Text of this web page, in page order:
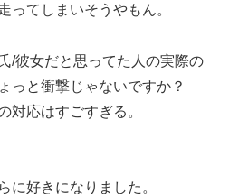
ってしまいそうやもん。
/彼女だと思ってた人の実際の
っと衝撃じゃないですか？
対応はすごすぎる。
に好きになりました。